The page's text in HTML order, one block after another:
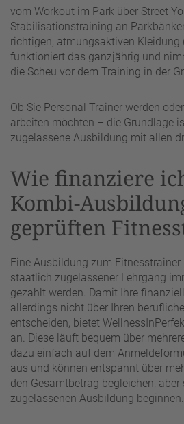
vom Workout im Park über Street
Stabilisationstraining an
richtigen, atmungsaktiven Kleidung
funktioniert das ganzjährig und
die Scheu vor dem Training in der
Ob Sie Personal Trainer werden
arbeiten möchten – die Grundlage
zugelassene Ausbildung mit allen
Wie finanziere
Kombi-
geprüften
Eine Ausbildung zum
staatlich zugelassener Lehrgang
gezahlt werden. Damit Ihre
allerdings nicht über Ihren
entscheiden, bietet
an. Diese läuft bequem über
dazu einfach auf dem
aus und können entspannt über
den Gesamtbetrag begleichen,
zugelassenen Ausbildung beginnen.